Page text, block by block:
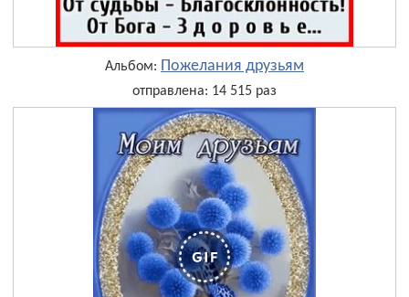
Альбом: Пожелания друзьям
отправлена: 14 515 раз